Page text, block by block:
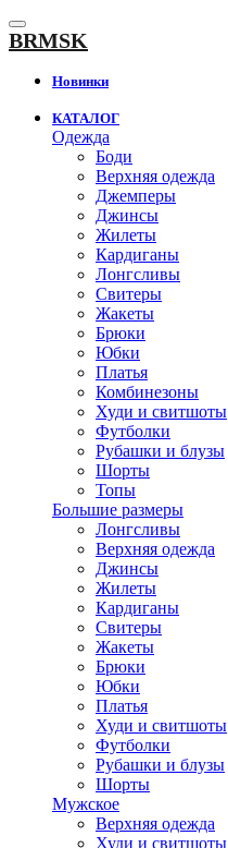
К
содержанию
BRMSK
Новинки
КАТАЛОГ
Одежда
Боди
Верхняя одежда
Джемперы
Джинсы
Жилеты
Кардиганы
Лонгсливы
Свитеры
Жакеты
Брюки
Юбки
Платья
Комбинезоны
Худи и свитшоты
Футболки
Рубашки и блузы
Шорты
Топы
Большие размеры
Лонгсливы
Верхняя одежда
Джинсы
Жилеты
Кардиганы
Свитеры
Жакеты
Брюки
Юбки
Платья
Худи и свитшоты
Футболки
Рубашки и блузы
Шорты
Мужское
Верхняя одежда
Худи и свитшоты